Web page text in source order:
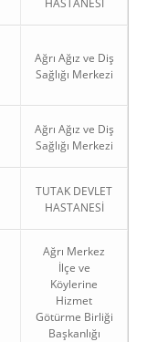
HASTANESİ
Ağrı Ağız ve Diş
Sağlığı Merkezi
Ağrı Ağız ve Diş
Sağlığı Merkezi
TUTAK DEVLET
HASTANESİ
Ağrı Merkez
İlçe ve
Köylerine
Hizmet
Götürme Birliği
Başkanlığı